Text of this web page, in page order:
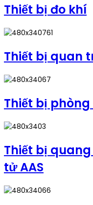
Thiết bị đo khí
Thiết bị quan
Thiết bị
Thiết bị
tử AAS